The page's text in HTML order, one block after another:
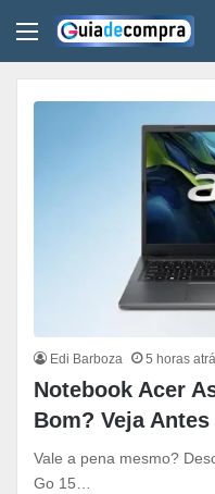
Menu
Edi Barboza 5 horas
Notebook Acer
Bom? Veja
Vale a pena mesmo?
Go 15…